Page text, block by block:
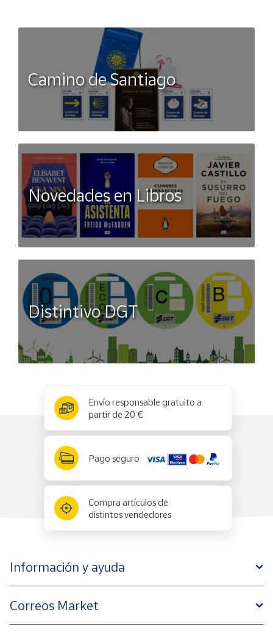
Camino de Santiago
Novedades en Libros
Distintivo DGT
Envío responsable gratuito a
partir de 20 €
Pago seguro
Compra artículos de
distintos vendedores
Información y ayuda
Correos Market